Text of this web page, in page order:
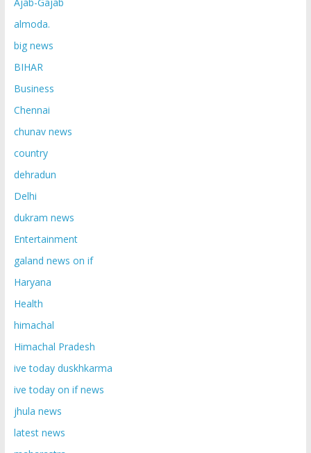
almoda.
big news
BIHAR
Business
Chennai
chunav news
country
dehradun
Delhi
dukram news
Entertainment
galand news on if
Haryana
Health
himachal
Himachal Pradesh
ive today duskhkarma
ive today on if news
jhula news
latest news